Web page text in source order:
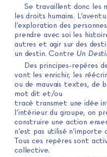
Se travaillent donc les
les droits humains.
l’exploration des
prendre avec soi les
autres et agir sur des
un destin. Contre Un
Des principes-repères
vont les enrichir, les
ou de mauvais textes, de
mot dit et/ou
tracé transmet une idée
l’intérieur du groupe, on
construire une action
n’est pas utilisé
Tous ces repères sont
collective.